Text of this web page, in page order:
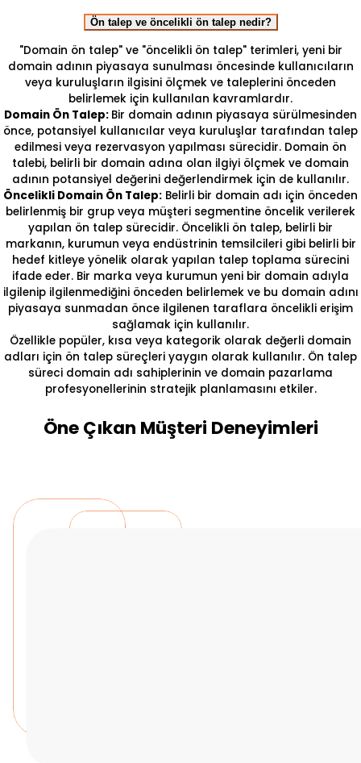
Ön talep ve öncelikli ön talep nedir?
"Domain ön talep" ve "öncelikli ön talep" terimleri, yeni bir
domain adının piyasaya sunulması öncesinde kullanıcıların
veya kuruluşların ilgisini ölçmek ve taleplerini önceden
belirlemek için kullanılan kavramlardır.
Domain Ön Talep: Bir domain adının piyasaya sürülmesinden
önce, potansiyel kullanıcılar veya kuruluşlar tarafından talep
edilmesi veya rezervasyon yapılması sürecidir. Domain ön
talebi, belirli bir domain adına olan ilgiyi ölçmek ve domain
adının potansiyel değerini değerlendirmek için de kullanılır.
Öncelikli Domain Ön Talep: Belirli bir domain adı için önceden
belirlenmiş bir grup veya müşteri segmentine öncelik verilerek
yapılan ön talep sürecidir. Öncelikli ön talep, belirli bir
markanın, kurumun veya endüstrinin temsilcileri gibi belirli bir
hedef kitleye yönelik olarak yapılan talep toplama sürecini
ifade eder. Bir marka veya kurumun yeni bir domain adıyla
ilgilenip ilgilenmediğini önceden belirlemek ve bu domain adını
piyasaya sunmadan önce ilgilenen taraflara öncelikli erişim
sağlamak için kullanılır.
Özellikle popüler, kısa veya kategorik olarak değerli domain
adları için ön talep süreçleri yaygın olarak kullanılır. Ön talep
süreci domain adı sahiplerinin ve domain pazarlama
profesyonellerinin stratejik planlamasını etkiler.
Öne Çıkan Müşteri Deneyimleri